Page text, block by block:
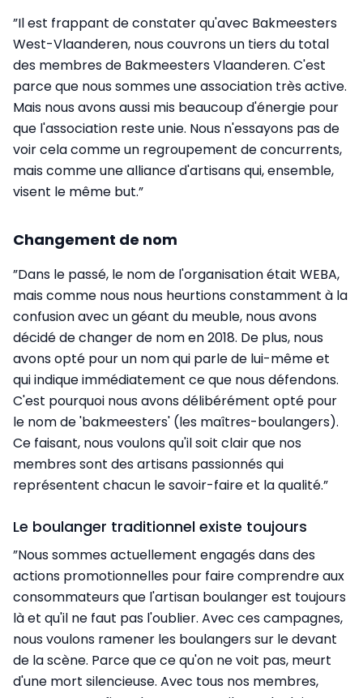
”Il est frappant de constater qu'avec Bakmeesters
West-Vlaanderen, nous couvrons un tiers du total
des membres de Bakmeesters Vlaanderen. C'est
parce que nous sommes une association très active.
Mais nous avons aussi mis beaucoup d'énergie pour
que l'association reste unie. Nous n'essayons pas de
voir cela comme un regroupement de concurrents,
mais comme une alliance d'artisans qui, ensemble,
visent le même but.”
Changement de nom
”Dans le passé, le nom de l'organisation était WEBA,
mais comme nous nous heurtions constamment à la
confusion avec un géant du meuble, nous avons
décidé de changer de nom en 2018. De plus, nous
avons opté pour un nom qui parle de lui-même et
qui indique immédiatement ce que nous défendons.
C'est pourquoi nous avons délibérément opté pour
le nom de 'bakmeesters' (les maîtres-boulangers).
Ce faisant, nous voulons qu'il soit clair que nos
membres sont des artisans passionnés qui
représentent chacun le savoir-faire et la qualité.”
Le boulanger traditionnel existe toujours
”Nous sommes actuellement engagés dans des
actions promotionnelles pour faire comprendre aux
consommateurs que l'artisan boulanger est toujours
là et qu'il ne faut pas l'oublier. Avec ces campagnes,
nous voulons ramener les boulangers sur le devant
de la scène. Parce que ce qu'on ne voit pas, meurt
d'une mort silencieuse. Avec tous nos membres,